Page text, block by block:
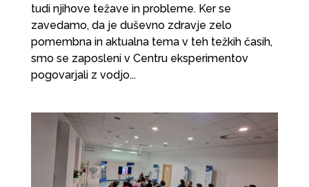
tudi njihove težave in probleme. Ker se
zavedamo, da je duševno zdravje zelo
pomembna in aktualna tema v teh težkih časih,
smo se zaposleni v Centru eksperimentov
pogovarjali z vodjo...